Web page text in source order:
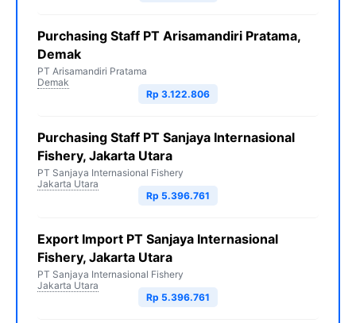
Purchasing Staff PT Arisamandiri Pratama,
Demak
PT Arisamandiri Pratama
Demak
Rp 3.122.806
Purchasing Staff PT Sanjaya Internasional
Fishery, Jakarta Utara
PT Sanjaya Internasional Fishery
Jakarta Utara
Rp 5.396.761
Export Import PT Sanjaya Internasional
Fishery, Jakarta Utara
PT Sanjaya Internasional Fishery
Jakarta Utara
Rp 5.396.761